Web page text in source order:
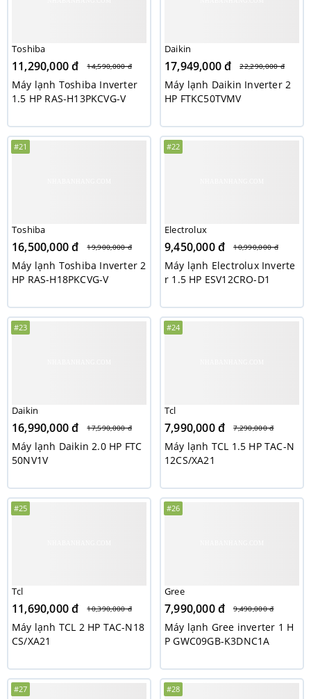
Toshiba
11,290,000 đ 14,590,000 đ
Máy lạnh Toshiba Inverter
1.5 HP RAS-H13PKCVG-V
Daikin
17,949,000 đ 22,290,000 đ
Máy lạnh Daikin Inverter 2
HP FTKC50TVMV
#21
Toshiba
16,500,000 đ 19,900,000 đ
Máy lạnh Toshiba Inverter 2
HP RAS-H18PKCVG-V
#22
Electrolux
9,450,000 đ 10,990,000 đ
Máy lạnh Electrolux Inverte
r 1.5 HP ESV12CRO-D1
#23
Daikin
16,990,000 đ 17,590,000 đ
Máy lạnh Daikin 2.0 HP FTC
50NV1V
#24
Tcl
7,990,000 đ 7,290,000 đ
Máy lạnh TCL 1.5 HP TAC-N
12CS/XA21
#25
Tcl
11,690,000 đ 10,390,000 đ
Máy lạnh TCL 2 HP TAC-N18
CS/XA21
#26
Gree
7,990,000 đ 9,490,000 đ
Máy lạnh Gree inverter 1 H
P GWC09GB-K3DNC1A
#27 #28